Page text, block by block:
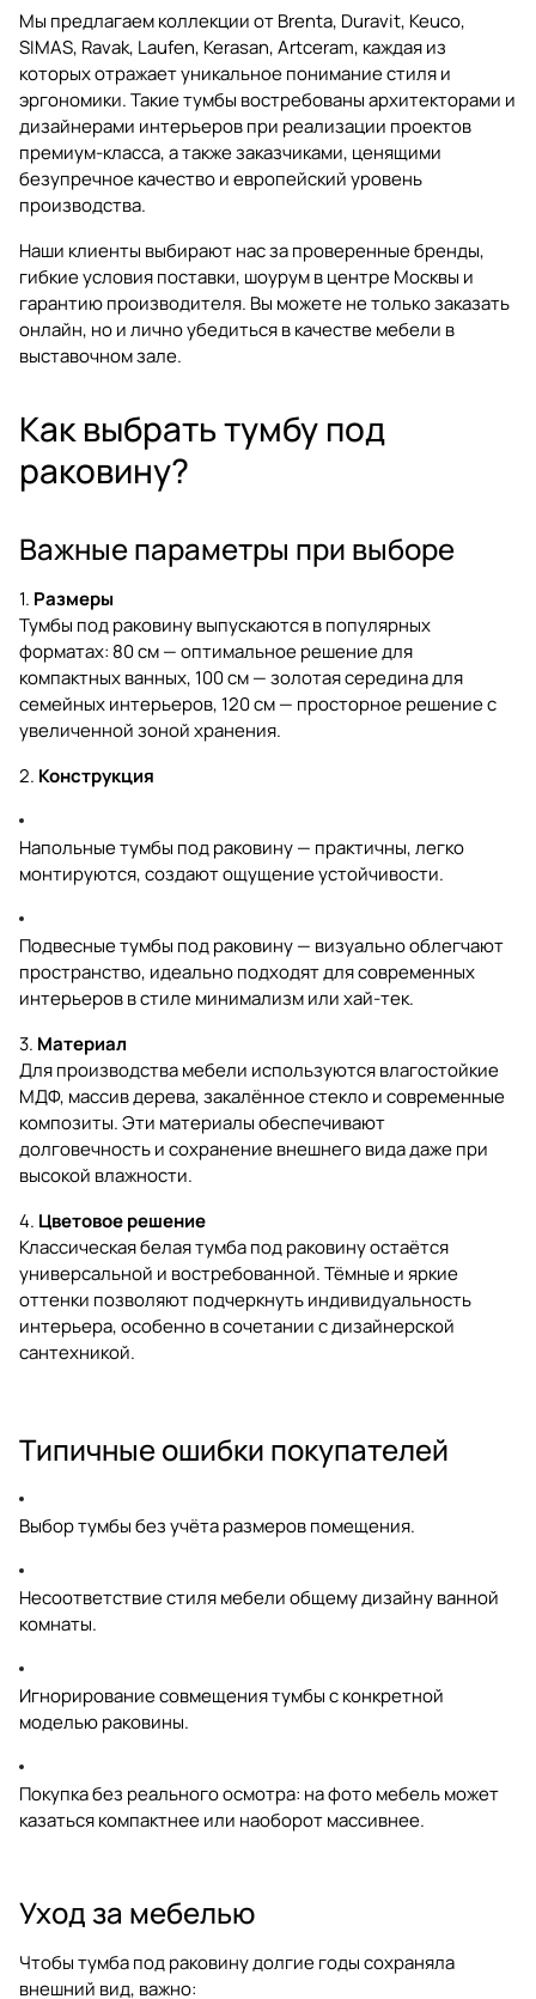
Мы предлагаем коллекции от Brenta, Duravit, Keuco,
SIMAS, Ravak, Laufen, Kerasan, Artceram, каждая из
которых отражает уникальное понимание стиля и
эргономики. Такие тумбы востребованы архитекторами и
дизайнерами интерьеров при реализации проектов
премиум-класса, а также заказчиками, ценящими
безупречное качество и европейский уровень
производства.
Наши клиенты выбирают нас за проверенные бренды,
гибкие условия поставки, шоурум в центре Москвы и
гарантию производителя. Вы можете не только заказать
онлайн, но и лично убедиться в качестве мебели в
выставочном зале.
Как выбрать тумбу под
раковину?
Важные параметры при выборе
1. Размеры
Тумбы под раковину выпускаются в популярных
форматах: 80 см — оптимальное решение для
компактных ванных, 100 см — золотая середина для
семейных интерьеров, 120 см — просторное решение с
увеличенной зоной хранения.
2. Конструкция
Напольные тумбы под раковину — практичны, легко
монтируются, создают ощущение устойчивости.
Подвесные тумбы под раковину — визуально облегчают
пространство, идеально подходят для современных
интерьеров в стиле минимализм или хай-тек.
3. Материал
Для производства мебели используются влагостойкие
МДФ, массив дерева, закалённое стекло и современные
композиты. Эти материалы обеспечивают
долговечность и сохранение внешнего вида даже при
высокой влажности.
4. Цветовое решение
Классическая белая тумба под раковину остаётся
универсальной и востребованной. Тёмные и яркие
оттенки позволяют подчеркнуть индивидуальность
интерьера, особенно в сочетании с дизайнерской
сантехникой.
Типичные ошибки покупателей
Выбор тумбы без учёта размеров помещения.
Несоответствие стиля мебели общему дизайну ванной
комнаты.
Игнорирование совмещения тумбы с конкретной
моделью раковины.
Покупка без реального осмотра: на фото мебель может
казаться компактнее или наоборот массивнее.
Уход за мебелью
Чтобы тумба под раковину долгие годы сохраняла
внешний вид, важно: